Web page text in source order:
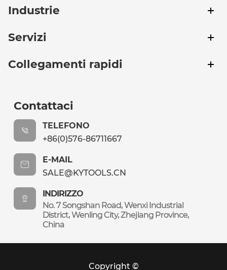
Industrie
Servizi
Collegamenti rapidi
Contattaci
TELEFONO
+86(0)576-86711667
E-MAIL
SALE@KYTOOLS.CN
INDIRIZZO
No. 7 Songshan Road, Wenxi Industrial
District, Wenling City, Zhejiang Province,
China
Copyright ©